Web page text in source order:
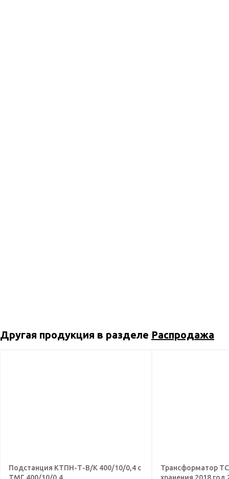
Другая продукция в разделе Распродажа
Подстанция КТПН-Т-В/К 400/10/0,4 с
Трансформатор